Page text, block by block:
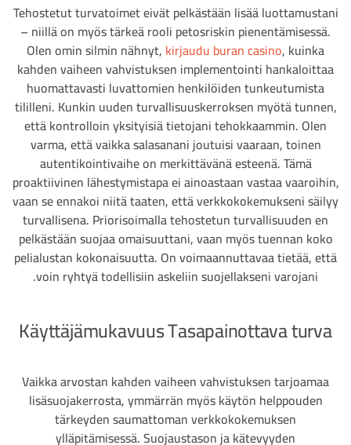
Tehostetut turvatoimet eivät pelkästään lisää luottamustani
– niillä on myös tärkeä rooli petosriskin pienentämisessä.
Olen omin silmin nähnyt, kirjaudu buran casino, kuinka
kahden vaiheen vahvistuksen implementointi hankaloittaa
huomattavasti luvattomien henkilöiden tunkeutumista
tililleni. Kunkin uuden turvallisuuskerroksen myötä tunnen,
että kontrolloin yksityisiä tietojani tehokkaammin. Olen
varma, että vaikka salasanani joutuisi vaaraan, toinen
autentikointivaihe on merkittävänä esteenä. Tämä
proaktiivinen lähestymistapa ei ainoastaan vastaa vaaroihin,
vaan se ennakoi niitä taaten, että verkkokokemukseni säilyy
turvallisena. Priorisoimalla tehostetun turvallisuuden en
pelkästään suojaa omaisuuttani, vaan myös tuennan koko
pelialustan kokonaisuutta. On voimaannuttavaa tietää, että
voin ryhtyä todellisiin askeliin suojellakseni varojani.
Käyttäjämukavuus Tasapainottava turva
Vaikka arvostan kahden vaiheen vahvistuksen tarjoamaa
lisäsuojakerrosta, ymmärrän myös käytön helppouden
tärkeyden saumattoman verkkokokemuksen
ylläpitämisessä. Suojaustason ja kätevyyden